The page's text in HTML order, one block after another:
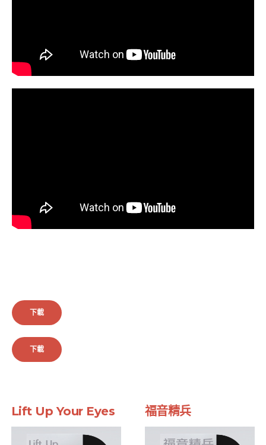
下載
下載
Lift Up Your Eyes 福音精兵